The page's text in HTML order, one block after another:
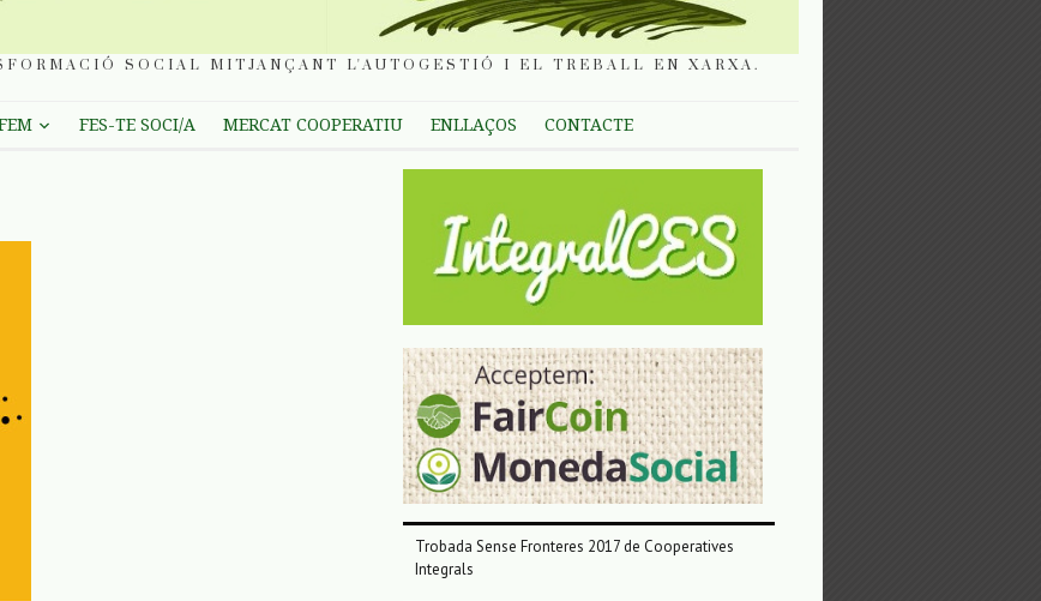
SOCIAL MITJANÇANT L'AUTOGESTIÓ I EL TREBALL EN XARXA.
FES-TE SOCI/A MERCAT COOPERATIU ENLLAÇOS CONTACTE
Trobada Sense Fronteres 2017 de Cooperatives
Integrals